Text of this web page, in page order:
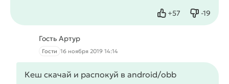
+57
Нравится -19
Не
Гость Артур
Гости 16 ноября 2019 14:14
Кеш скачай и распокуй в android/obb